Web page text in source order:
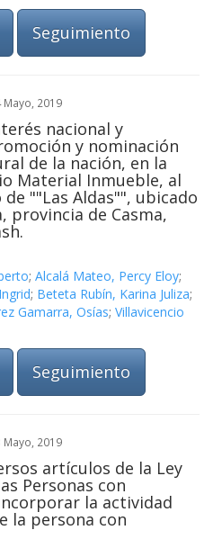
Seguimiento
2019
nacional y
y nominación
de la nación, en la
Material Inmueble, al
""Las Aldas"", ubicado
provincia de Casma,
; Alcalá Mateo, Percy Eloy;
; Beteta Rubín, Karina Juliza;
Gamarra, Osías; Villavicencio
Seguimiento
2019
artículos de la Ley
Personas con
la actividad
la persona con